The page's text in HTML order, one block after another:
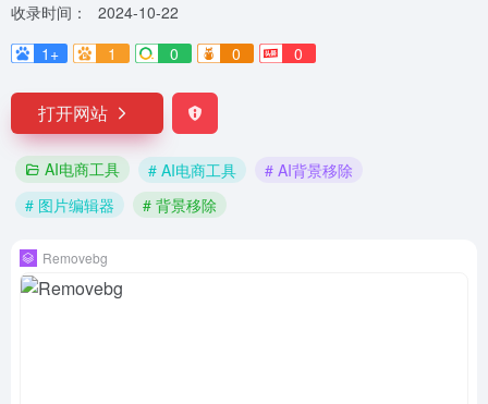
收录时间：
2024-10-22
1+
1 0 0 0
打开网站
AI电商工具 # AI电商工具
# AI背景移除
# 图片编辑器
# 背景移除
Removebg